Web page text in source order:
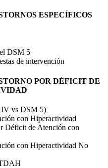
ESPECÍFICOS
DSM 5
de intervención
POR DÉFICIT DE
IV vs DSM 5)
con Hiperactividad
Déficit de Atención con
con Hiperactividad No